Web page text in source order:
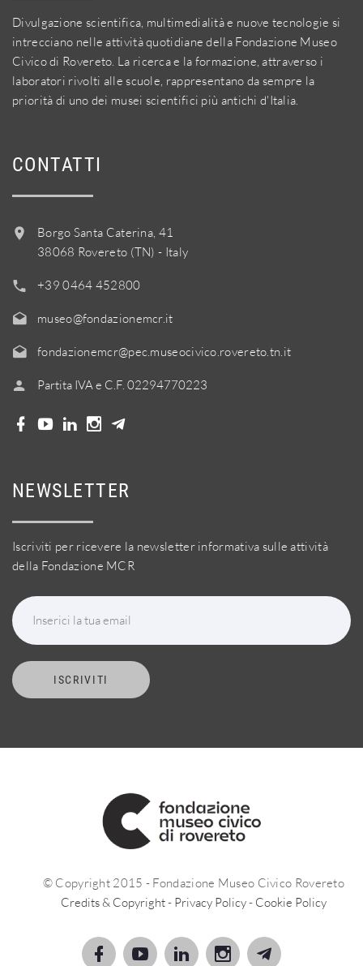
Divulgazione scientifica, multimedialità e nuove tecnologie si
intrecciano nelle attività quotidiane della Fondazione Museo
Civico di Rovereto. La ricerca e la formazione, attraverso i
laboratori rivolti alle scuole, rappresentano da sempre la
priorità di uno dei musei scientifici più antichi d'Italia.
CONTATTI
Borgo Santa Caterina, 41
38068 Rovereto (TN) - Italy
+39 0464 452800
museo@fondazionemcr.it
fondazionemcr@pec.museocivico.rovereto.tn.it
Partita IVA e C.F. 02294770223
NEWSLETTER
Iscriviti per ricevere la newsletter informativa sulle attività
della Fondazione MCR
Inserici la tua email
ISCRIVITI
© Copyright 2015 - Fondazione Museo Civico Rovereto
Credits & Copyright- Privacy Policy- Cookie Policy